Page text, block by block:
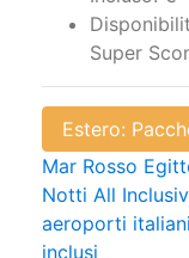
Super
Estero:
Mar Rosso
Notti All
aeroporti
inclusi